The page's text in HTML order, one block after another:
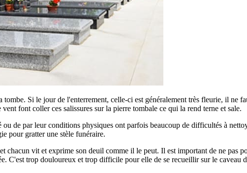
tombe. Si le jour de l'enterrement, celle-ci est généralement très fleurie, il ne
font coller ces salissures sur la pierre tombale ce qui la rend terne et sale.
ou de par leur conditions physiques ont parfois beaucoup de difficultés à
pour gratter une stèle funéraire.
chacun vit et exprime son deuil comme il le peut. Il est important de ne pas
C'est trop douloureux et trop difficile pour elle de se recueillir sur le